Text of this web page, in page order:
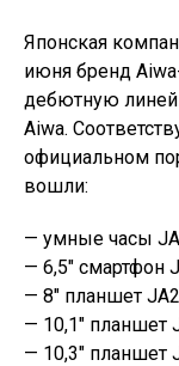
Японская
июня бренд
дебютную
Aiwa.
официальном
вошли:
— умные часы
— 6,5″ смартфон
— 8″ планшет
— 10,1″ планшет
— 10,3″ планшет